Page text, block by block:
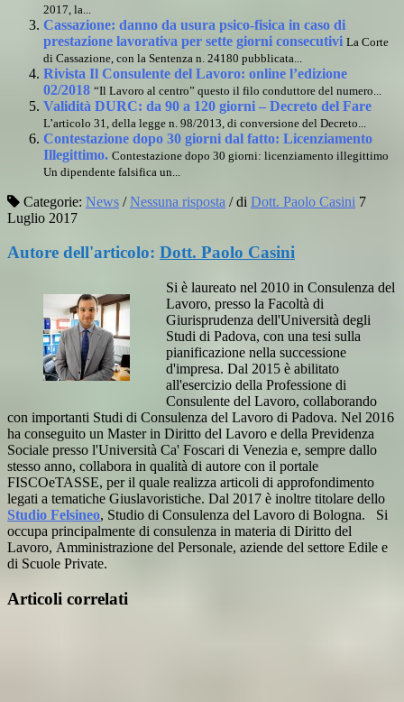
2017, la...
Cassazione: danno da usura psico-fisica in caso di
prestazione lavorativa per sette giorni consecutivi La Corte
di Cassazione, con la Sentenza n. 24180 pubblicata...
Rivista Il Consulente del Lavoro: online l’edizione
02/2018 “Il Lavoro al centro” questo il filo conduttore del numero...
Validità DURC: da 90 a 120 giorni – Decreto del Fare
L’articolo 31, della legge n. 98/2013, di conversione del Decreto...
Contestazione dopo 30 giorni dal fatto: Licenziamento
Illegittimo. Contestazione dopo 30 giorni: licenziamento illegittimo
Un dipendente falsifica un...
Categorie: News / Nessuna risposta /di Dott. Paolo Casini 7
Luglio 2017
Autore dell'articolo: Dott. Paolo Casini
Si è laureato nel 2010 in Consulenza del
Lavoro, presso la Facoltà di
Giurisprudenza dell'Università degli
Studi di Padova, con una tesi sulla
pianificazione nella successione
d'impresa. Dal 2015 è abilitato
all'esercizio della Professione di
Consulente del Lavoro, collaborando
con importanti Studi di Consulenza del Lavoro di Padova. Nel 2016
ha conseguito un Master in Diritto del Lavoro e della Previdenza
Sociale presso l'Università Ca' Foscari di Venezia e, sempre dallo
stesso anno, collabora in qualità di autore con il portale
FISCOeTASSE, per il quale realizza articoli di approfondimento
legati a tematiche Giuslavoristiche. Dal 2017 è inoltre titolare dello
Studio Felsineo, Studio di Consulenza del Lavoro di Bologna. Si
occupa principalmente di consulenza in materia di Diritto del
Lavoro, Amministrazione del Personale, aziende del settore Edile e
di Scuole Private.
Articoli correlati